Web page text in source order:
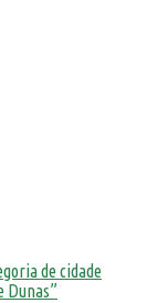
de cidade
Dunas”